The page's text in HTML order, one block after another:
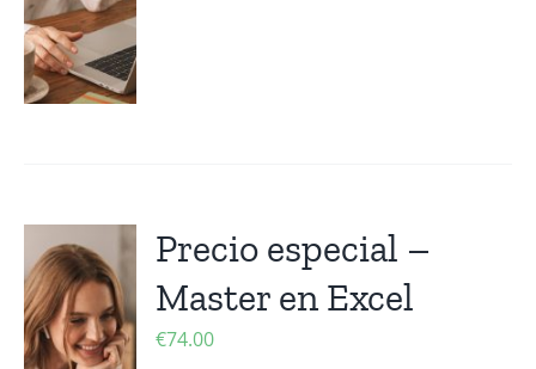
Precio especial –
Master en Excel
€74.00